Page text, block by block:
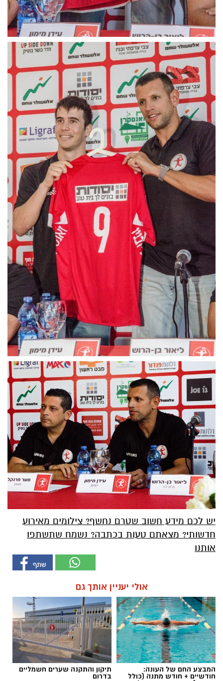
יש לכם מידע חשוב שטרם נחשף? צילומים מאירוע
חדשותי? מצאתם טעות בכתבה? נשמח שתשתפו
אותנו
אולי יעניין אותך גם
המבצע החם של העונה:
חודשיים + חודש מתנה (כולל
תיקון והתקנה שערים חשמליים
בדרום